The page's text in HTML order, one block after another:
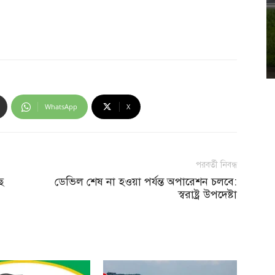
WhatsApp X
পরবর্তী নিবন্ধ
ডেভিল শেষ না হওয়া পর্যন্ত অপারেশন চলবে:
স্বরাষ্ট্র উপদেষ্টা
ঘিরে